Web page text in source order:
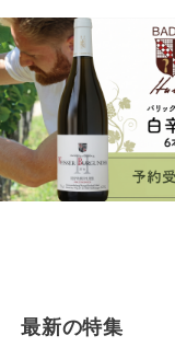
最新の特集